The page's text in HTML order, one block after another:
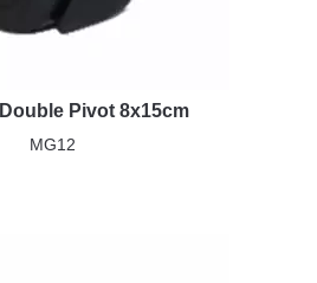
Pivot 8x15cm
MG12